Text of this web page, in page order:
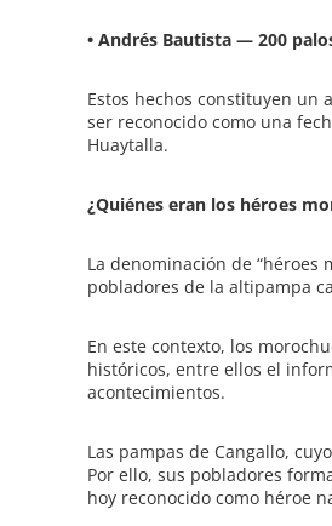
• Andrés Bautista — 200
Estos hechos constituyen un
ser reconocido como una
Huaytalla.
¿Quiénes eran los héroes
La denominación de “héroes
pobladores de la altipampa
En este contexto, los
históricos, entre ellos el
acontecimientos.
Las pampas de Cangallo,
Por ello, sus pobladores
hoy reconocido como héroe